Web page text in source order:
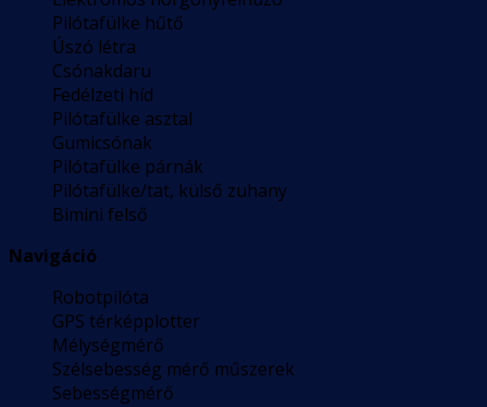
Pilótafülke hűtő
Úszó létra
Csónakdaru
Fedélzeti híd
Pilótafülke asztal
Gumicsónak
Pilótafülke párnák
Pilótafülke/tat, külső zuhany
Bimini felső
Navigáció
Robotpilóta
GPS térképplotter
Mélységmérő
Szélsebesség mérő műszerek
Sebességmérő